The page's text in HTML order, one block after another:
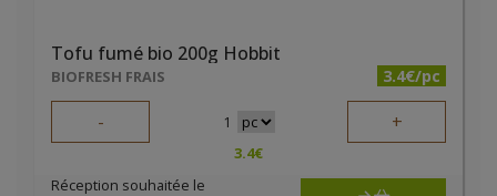
Tofu fumé bio 200g Hobbit
BIOFRESH FRAIS 3.4€/pc
- 1 +
3.4€
Réception souhaitée le